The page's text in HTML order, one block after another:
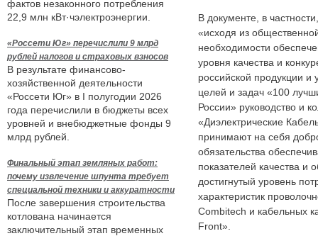
фактов незаконного потребления
22,9 млн кВт·чэлектроэнергии.
«Россети Юг» перечислили 9 млрд
рублей налогов и страховых взносов
В результате финансово-
хозяйственной деятельности
«Россети Юг» в I полугодии 2026
года перечислили в бюджеты всех
уровней и внебюджетные фонды 9
млрд рублей.
Финальный этап земляных работ:
почему извлечение шпунта требует
специальной техники и аккуратности
После завершения строительства
котлована начинается
заключительный этап временных
В документе, в
«исходя из
необходимости
уровня качества и
российской продукции и
целей и задач «100
России» руководство и
«Диэлектрические
принимают на себя
обязательства
показателей качества и
достигнутый уровень
характеристик
Combitech и кабельных
Front».